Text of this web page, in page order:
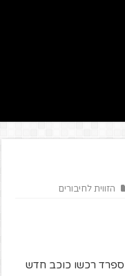
הזווית לחיבורים
בספרד רכשו כוכב חדש